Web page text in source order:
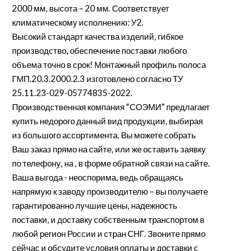
2000 мм, высота – 20 мм. Соответствует
климатическому исполнению: У2.
Высокий стандарт качества изделий, гибкое
производство, обеспечение поставки любого
объема точно в срок! Монтажный профиль полоса
ГМП.20.3.2000.2.3 изготовлено согласно ТУ
25.11.23-029-05774835-2022.
Производственная компания “СОЭМИ” предлагает
купить недорого данный вид продукции, выбирая
из большого ассортимента. Вы можете собрать
Ваш заказ прямо на сайте, или же оставить заявку
по телефону, на , в форме обратной связи на сайте.
Ваша выгода - неоспорима, ведь обращаясь
напрямую к заводу производителю – вы получаете
гарантированно лучшие цены, надежность
поставки, и доставку собственным транспортом в
любой регион России и стран СНГ. Звоните прямо
сейчас и обсудите условия оплаты и доставки с